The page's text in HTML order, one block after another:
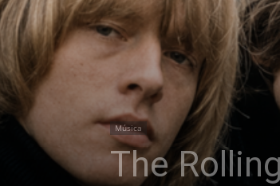
Música
The